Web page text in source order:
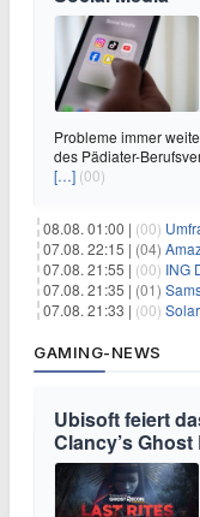
Probleme immer
des Pädiater-
[…] (00)
08.08. 01:00 | (00)
07.08. 22:15 | (04)
07.08. 21:55 | (00) ING
07.08. 21:35 | (01) Samsung
07.08. 21:33 | (00) Solarway
GAMING-NEWS
Ubisoft feiert
Clancy’s